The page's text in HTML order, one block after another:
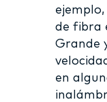
de fibra
Grande
en